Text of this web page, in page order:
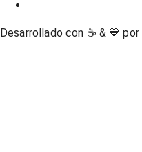
Desarrollado con ☕ & 💙 por